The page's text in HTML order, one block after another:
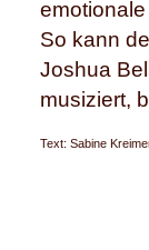
So kann
Joshua
musiziert,
Text: Sabine